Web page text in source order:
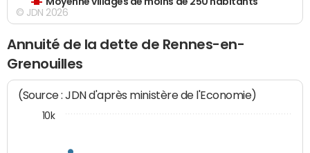
© JDN 2026
Annuité de la dette de Rennes-en-
Grenouilles
(Source : JDN d'après ministère de l'Economie)
10k